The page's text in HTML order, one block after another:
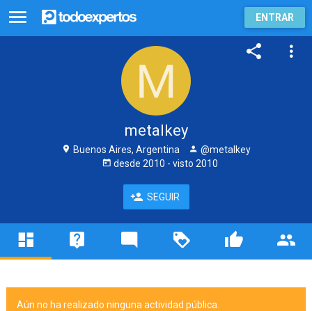
ENTRAR
metalkey
Buenos Aires, Argentina
@metalkey
desde 2010 - visto 2010
SEGUIR
Aún no ha realizado ninguna actividad pública.